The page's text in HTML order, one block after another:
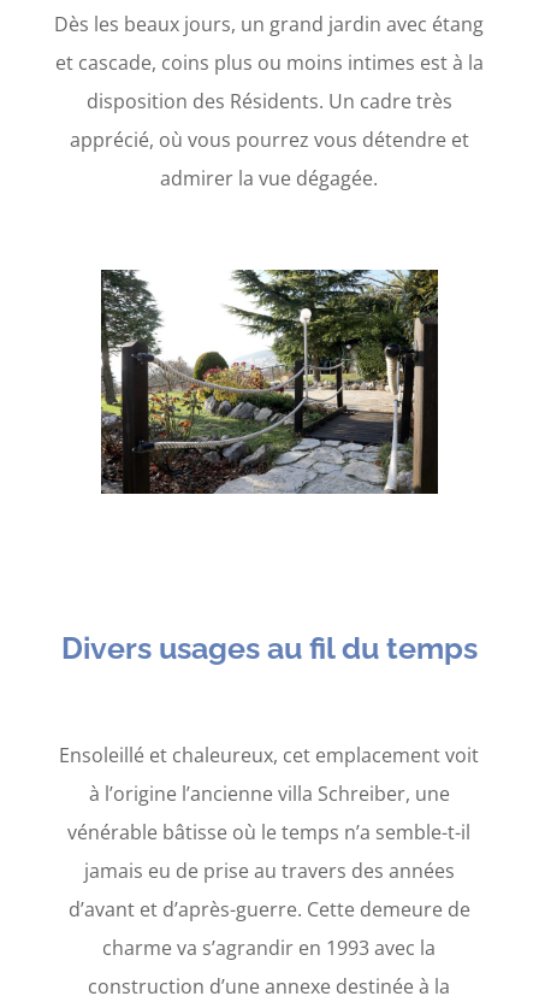
Dès les beaux jours, un grand jardin avec étang
et cascade, coins plus ou moins intimes est à la
disposition des Résidents. Un cadre très
apprécié, où vous pourrez vous détendre et
admirer la vue dégagée.
Divers usages au fil du temps
Ensoleillé et chaleureux, cet emplacement voit
à l’origine l’ancienne villa Schreiber, une
vénérable bâtisse où le temps n’a semble-t-il
jamais eu de prise au travers des années
d’avant et d’après-guerre. Cette demeure de
charme va s’agrandir en 1993 avec la
construction d’une annexe destinée à la